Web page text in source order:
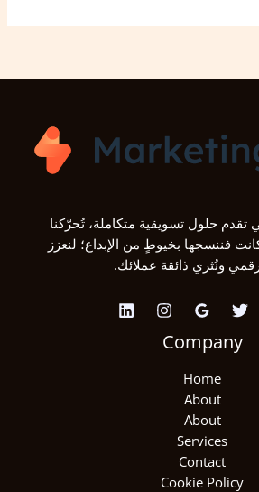
حلول تسويقية متكاملة، تُحرّكنا
فننسجها بخيوطٍ من الإبداع؛ لنعزز
ونُثري ذائقة عملائك.
Company
Home
About
About
Services
Contact
Cookie Policy